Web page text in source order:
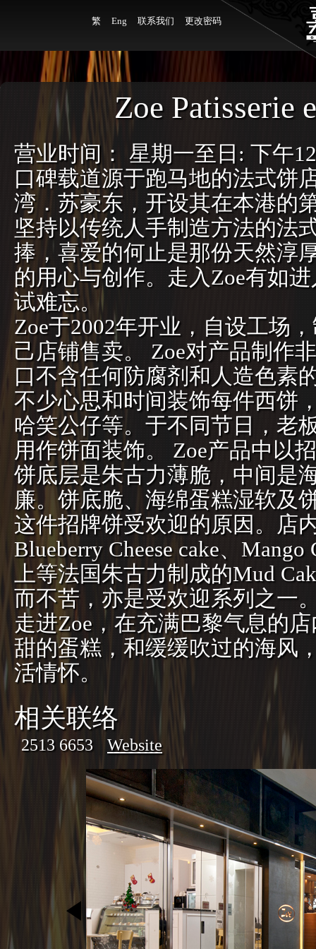
繁 Eng 联系我们 更改密码
Zoe Patisserie
营业时间： 星期一至日: 下午
口碑载道源于跑马地的法式饼
湾．苏豪东，开设其在本港的
坚持以传统人手制造方法的法
捧，喜爱的何止是那份天然淳
的用心与创作。走入Zoe有如
试难忘。
Zoe于2002年开业，自设工场
己店铺售卖。 Zoe对产品制作
口不含任何防腐剂和人造色素
不少心思和时间装饰每件西饼
哈笑公仔等。于不同节日，老
用作饼面装饰。 Zoe产品中以
饼底层是朱古力薄脆，中间是
廉。饼底脆、海绵蛋糕湿软及
这件招牌饼受欢迎的原因。店
Blueberry Cheese cake、
上等法国朱古力制成的Mud
而不苦，亦是受欢迎系列之一
走进Zoe，在充满巴黎气息的
甜的蛋糕，和缓缓吹过的海风
活情怀。
相关联络
2513 6653 Website